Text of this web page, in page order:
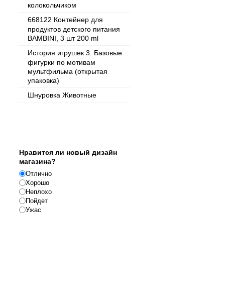
колокольчиком
668122 Контейнер для
продуктов детского питания
BAMBINI, 3 шт 200 ml
История игрушек 3. Базовые
фигурки по мотивам
мультфильма (открытая
упаковка)
Шнуровка Животные
Нравится ли новый дизайн
магазина?
Отлично
Хорошо
Неплохо
Пойдет
Ужас